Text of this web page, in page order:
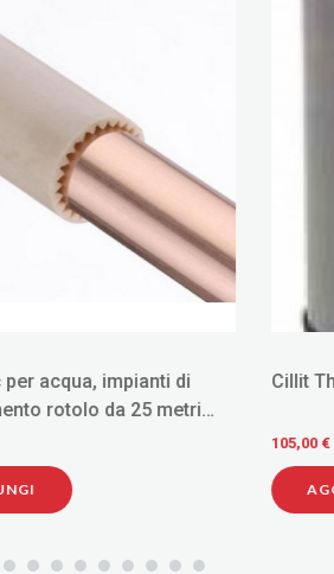
Cillit Thermocyclon